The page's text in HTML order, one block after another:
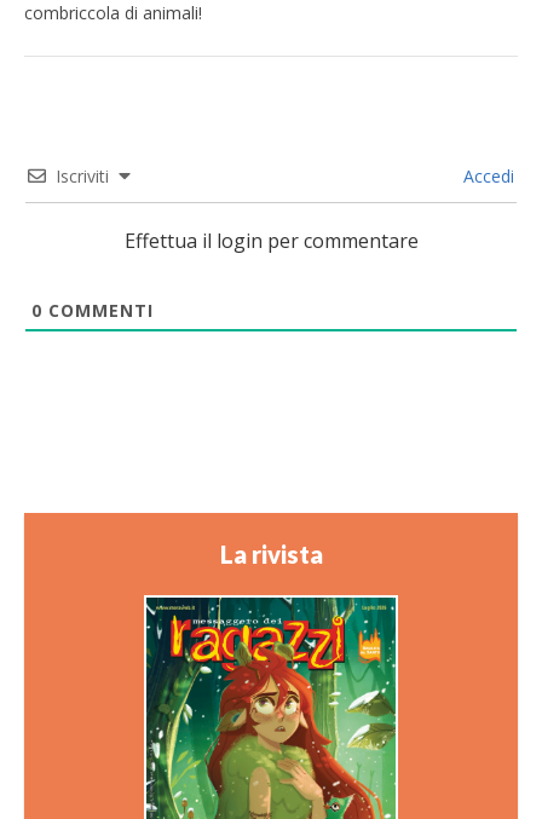
combriccola di animali!
Iscriviti Accedi
Effettua il login per commentare
0 COMMENTI
La rivista